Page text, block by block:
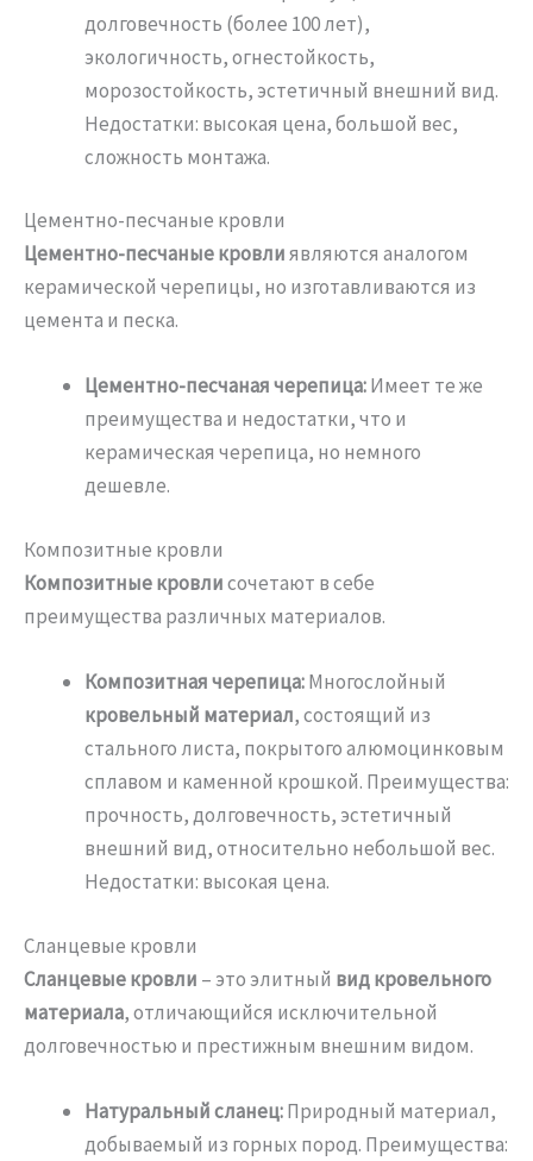
долговечность (более 100 лет),
экологичность, огнестойкость,
морозостойкость, эстетичный внешний вид.
Недостатки: высокая цена, большой вес,
сложность монтажа.
Цементно-песчаные кровли
Цементно-песчаные кровлиявляются аналогом
керамической черепицы, но изготавливаются из
цемента и песка.
Цементно-песчаная черепица:Имеет те же
преимущества и недостатки, что и
керамическая черепица, но немного
дешевле.
Композитные кровли
Композитные кровлисочетают в себе
преимущества различных материалов.
Композитная черепица:Многослойный
кровельный материал, состоящий из
стального листа, покрытого алюмоцинковым
сплавом и каменной крошкой. Преимущества:
прочность, долговечность, эстетичный
внешний вид, относительно небольшой вес.
Недостатки: высокая цена.
Сланцевые кровли
Сланцевые кровли – это элитный вид кровельного
материала, отличающийся исключительной
долговечностью и престижным внешним видом.
Натуральный сланец:Природный материал,
добываемый из горных пород. Преимущества: